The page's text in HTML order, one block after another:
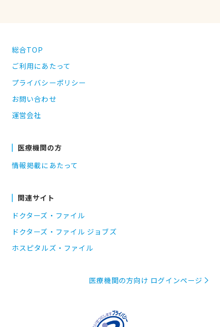
総合TOP
ご利用にあたって
プライバシーポリシー
お問い合わせ
運営会社
医療機関の方
情報掲載にあたって
関連サイト
ドクターズ・ファイル
ドクターズ・ファイル ジョブズ
ホスピタルズ・ファイル
医療機関の方向け ログインページ